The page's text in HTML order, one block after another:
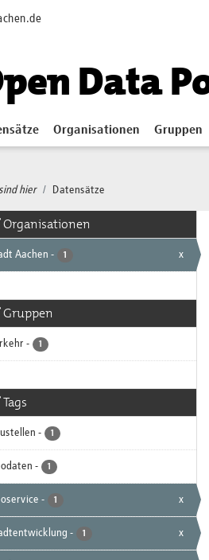
Data
Organisationen Gruppen
hier Datensätze
Organisationen
Aachen - 1 x
Gruppen
- 1
Tags
- 1
- 1
- 1 x
- 1 x